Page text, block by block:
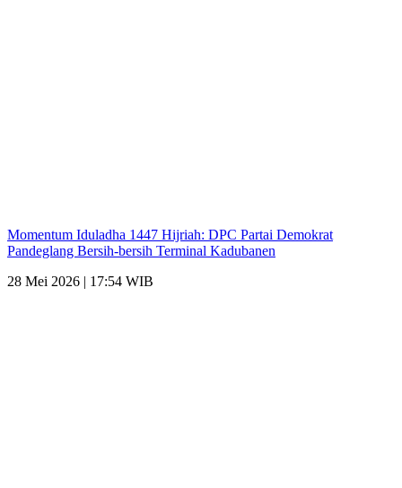
Momentum Iduladha 1447 Hijriah: DPC Partai Demokrat
Pandeglang Bersih-bersih Terminal Kadubanen
28 Mei 2026 | 17:54 WIB